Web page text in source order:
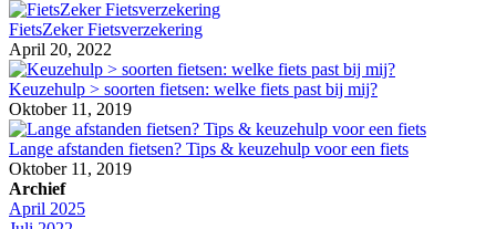
FietsZeker Fietsverzekering
April 20, 2022
Keuzehulp > soorten fietsen: welke fiets past bij mij?
Oktober 11, 2019
Lange afstanden fietsen? Tips & keuzehulp voor een fiets
Oktober 11, 2019
Archief
April 2025